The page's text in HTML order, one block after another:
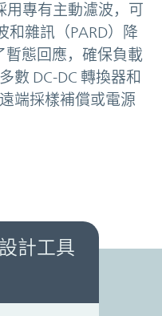
用專有主動濾波，可
和雜訊（PARD）降
暫態回應，確保負載
數 DC-DC 轉換器和
端採樣補償或電源
計工具